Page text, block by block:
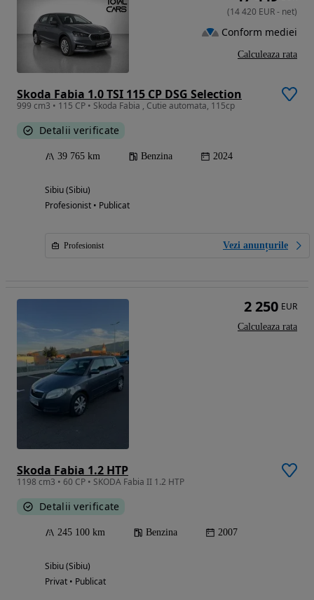
Skoda Fabia 1.0 TSI 115 CP DSG Selection
999 cm3 • 115 CP • Skoda Fabia , Cutie automata, 115cp
Detalii verificate
39 765 km Benzina 2024
Sibiu (Sibiu)
Profesionist • Publicat
Profesionist Vezi anunțurile
(14 420 EUR- net)
Conform mediei
Calculeaza rata
Skoda Fabia 1.2 HTP
1198 cm3 • 60 CP • SKODA Fabia II 1.2 HTP
Detalii verificate
245 100 km Benzina 2007
Sibiu (Sibiu)
Privat • Publicat
2 250 EUR
Calculeaza rata